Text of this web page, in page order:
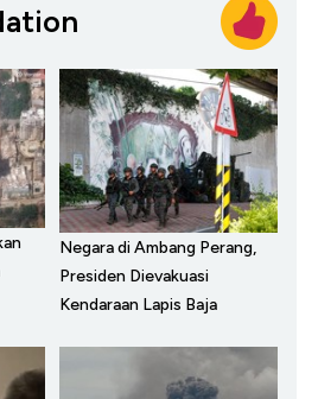
Negara di Ambang Perang,
Presiden Dievakuasi
Kendaraan Lapis Baja